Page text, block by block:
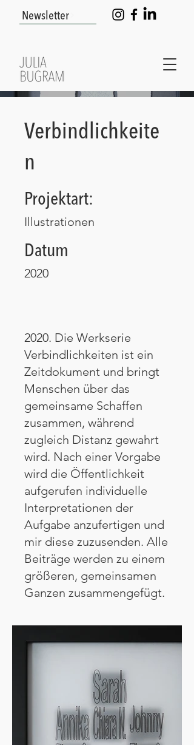
Newsletter
Verbindlichkeite
n
Projektart:
Illustrationen
Datum
2020
2020. Die Werkserie
Verbindlichkeiten ist ein
Zeitdokument und bringt
Menschen über das
gemeinsame Schaffen
zusammen, während
zugleich Distanz gewahrt
wird. Nach einer Vorgabe
wird die Öffentlichkeit
aufgerufen individuelle
Interpretationen der
Aufgabe anzufertigen und
mir diese zuzusenden. Alle
Beiträge werden zu einem
größeren, gemeinsamen
Ganzen zusammengefügt.